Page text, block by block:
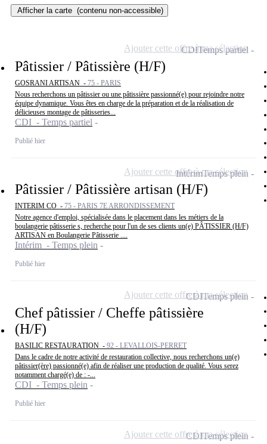
Afficher la carte (contenu non-accessible)
Pâtissier / Pâtissière (H/F)
GOSRANI ARTISAN - 75 - PARIS
Nous recherchons un pâtissier ou une pâtissière passionné(e) pour rejoindre notre
équipe dynamique. Vous êtes en charge de la préparation et de la réalisation de
délicieuses montage de pâtisseries...
CDI - Temps partiel
Publié hier
CDITemps partiel
Ajouter cette offre à ma sélection
Pâtissier / Pâtissière artisan (H/F)
INTERIM CO - 75 - PARIS 7E ARRONDISSEMENT
Notre agence d'emploi, spécialisée dans le placement dans les métiers de la
boulangerie pâtisserie s, recherche pour l'un de ses clients un(e) PÂTISSIER (H/F)
ARTISAN en Boulangerie Pâtisserie ....
Intérim - Temps plein
Publié hier
IntérimTemps plein
Ajouter cette offre à ma sélection
Chef pâtissier / Cheffe pâtissière
(H/F)
BASILIC RESTAURATION - 92 - LEVALLOIS-PERRET
Dans le cadre de notre activité de restauration collective, nous recherchons un(e)
pâtissier(ère) passionné(e) afin de réaliser une production de qualité. Vous serez
notamment chargé(e) de : -...
CDI - Temps plein
Publié hier
CDITemps plein
Ajouter cette offre à ma sélection
CDITemps plein
Ajouter cette offre à ma sélection